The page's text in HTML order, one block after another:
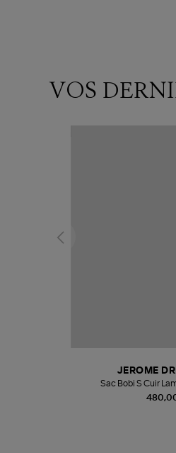
VOS
JEROME
Sac Bobi S Cuir